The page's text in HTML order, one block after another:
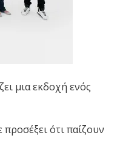
μια εκδοχή ενός
ότι παίζουν